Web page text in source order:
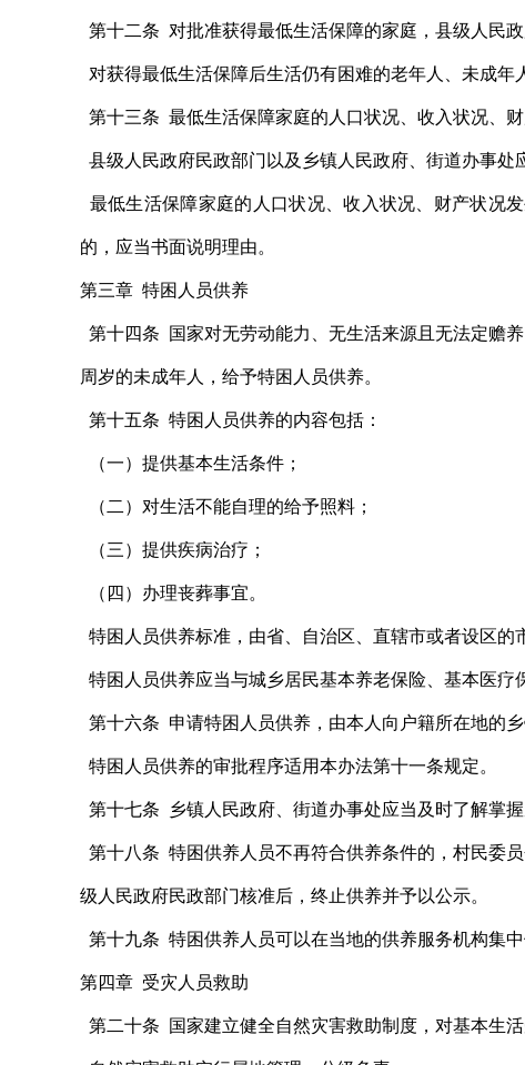
第十二条 对批准获得最低生活保障的家庭，县级人民
对获得最低生活保障后生活仍有困难的老年人、未成年
第十三条 最低生活保障家庭的人口状况、收入状况、
县级人民政府民政部门以及乡镇人民政府、街道办事处
最低生活保障家庭的人口状况、收入状况、财产状况
的，应当书面说明理由。
第三章 特困人员供养
第十四条 国家对无劳动能力、无生活来源且无法定赡
周岁的未成年人，给予特困人员供养。
第十五条 特困人员供养的内容包括：
（一）提供基本生活条件；
（二）对生活不能自理的给予照料；
（三）提供疾病治疗；
（四）办理丧葬事宜。
特困人员供养标准，由省、自治区、直辖市或者设区的
特困人员供养应当与城乡居民基本养老保险、基本医疗
第十六条 申请特困人员供养，由本人向户籍所在地的
特困人员供养的审批程序适用本办法第十一条规定。
第十七条 乡镇人民政府、街道办事处应当及时了解掌
第十八条 特困供养人员不再符合供养条件的，村民委
级人民政府民政部门核准后，终止供养并予以公示。
第十九条 特困供养人员可以在当地的供养服务机构集
第四章 受灾人员救助
第二十条 国家建立健全自然灾害救助制度，对基本生